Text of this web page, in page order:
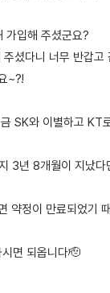
가입해 주셨군요?
셨다니 너무 반갑고
~?!
SK와 이별하고 KT
3년 8개월이 지났다
약정이 만료되었기
면 되옵니다🫡